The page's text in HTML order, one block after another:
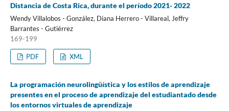
Distancia de Costa Rica, durante el período 2021- 2022
Wendy Villalobos - González, Diana Herrero - Villareal, Jeffry
Barrantes - Gutiérrez
169-199
PDF XML
La programación neurolingüística y los estilos de aprendizaje
presentes en el proceso de aprendizaje del estudiantado desde
los entornos virtuales de aprendizaje